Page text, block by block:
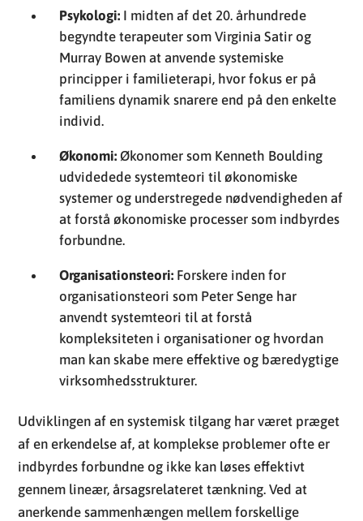
Psykologi: I midten af det 20. århundrede
begyndte terapeuter som Virginia Satir og
Murray Bowen at anvende systemiske
principper i familieterapi, hvor fokus er på
familiens dynamik snarere end på den enkelte
individ.
Økonomi: Økonomer som Kenneth Boulding
udvidedede systemteori til økonomiske
systemer og understregede nødvendigheden af
at forstå økonomiske processer som indbyrdes
forbundne.
Organisationsteori: Forskere inden for
organisationsteori som Peter Senge har
anvendt systemteori til at forstå
kompleksiteten i organisationer og hvordan
man kan skabe mere effektive og bæredygtige
virksomhedsstrukturer.
Udviklingen af en systemisk tilgang har været præget
af en erkendelse af, at komplekse problemer ofte er
indbyrdes forbundne og ikke kan løses effektivt
gennem lineær, årsagsrelateret tænkning. Ved at
anerkende sammenhængen mellem forskellige